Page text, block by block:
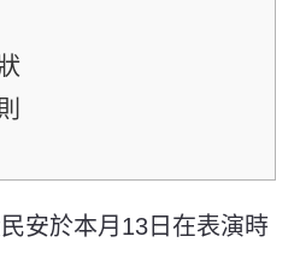
安於本月13日在表演時